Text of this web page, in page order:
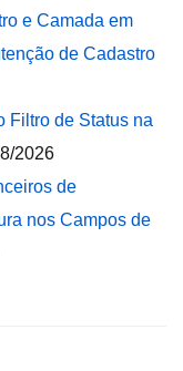
e Camada em
de Cadastro
Filtro de Status na
2026
de
nos Campos de